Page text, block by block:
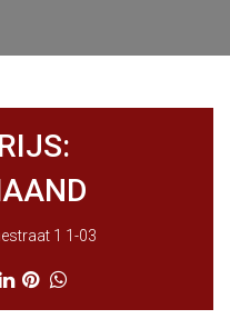
1 1-03